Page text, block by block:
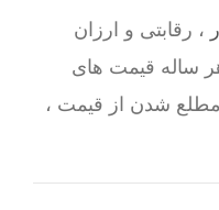
، رقابتی و ارزان
ساله قیمت های
مطلع شدن از قیمت ،